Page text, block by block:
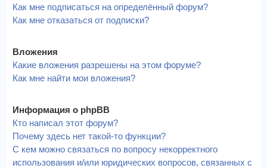
Как мне подписаться на определённый форум?
Как мне отказаться от подписки?
Вложения
Какие вложения разрешены на этом форуме?
Как мне найти мои вложения?
Информация о phpBB
Кто написал этот форум?
Почему здесь нет такой-то функции?
С кем можно связаться по вопросу некорректного
использования и/или юридических вопросов, связанных с